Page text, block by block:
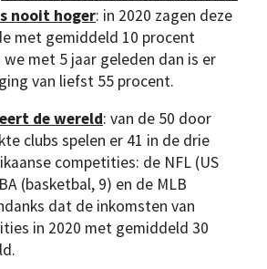
nooit hoger: in 2020 zagen deze
met gemiddeld 10 procent
met 5 jaar geleden dan is er
van liefst 55 procent.
de wereld: van de 50 door
clubs spelen er 41 in de drie
competities: de NFL (US
(basketbal, 9) en de MLB
dat de inkomsten van
in 2020 met gemiddeld 30